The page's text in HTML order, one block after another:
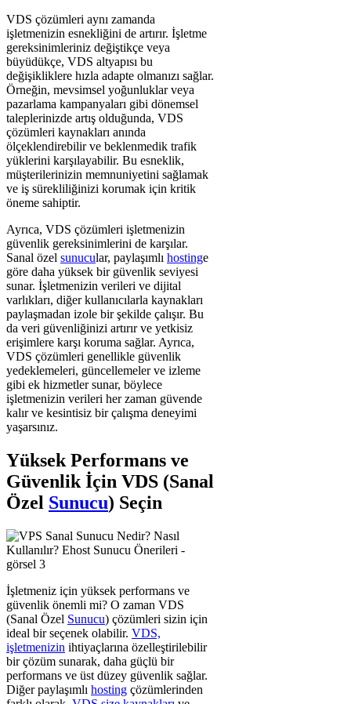
VDS çözümleri aynı zamanda
işletmenizin esnekliğini de artırır. İşletme
gereksinimleriniz değiştikçe veya
büyüdükçe, VDS altyapısı bu
değişikliklere hızla adapte olmanızı sağlar.
Örneğin, mevsimsel yoğunluklar veya
pazarlama kampanyaları gibi dönemsel
taleplerinizde artış olduğunda, VDS
çözümleri kaynakları anında
ölçeklendirebilir ve beklenmedik trafik
yüklerini karşılayabilir. Bu esneklik,
müşterilerinizin memnuniyetini sağlamak
ve iş sürekliliğinizi korumak için kritik
öneme sahiptir.
Ayrıca, VDS çözümleri işletmenizin
güvenlik gereksinimlerini de karşılar.
Sanal özel sunucular, paylaşımlı hostinge
göre daha yüksek bir güvenlik seviyesi
sunar. İşletmenizin verileri ve dijital
varlıkları, diğer kullanıcılarla kaynakları
paylaşmadan izole bir şekilde çalışır. Bu
da veri güvenliğinizi artırır ve yetkisiz
erişimlere karşı koruma sağlar. Ayrıca,
VDS çözümleri genellikle güvenlik
yedeklemeleri, güncellemeler ve izleme
gibi ek hizmetler sunar, böylece
işletmenizin verileri her zaman güvende
kalır ve kesintisiz bir çalışma deneyimi
yaşarsınız.
Yüksek Performans ve
Güvenlik İçin VDS (Sanal
Özel Sunucu) Seçin
İşletmeniz için yüksek performans ve
güvenlik önemli mi? O zaman VDS
(Sanal Özel Sunucu) çözümleri sizin için
ideal bir seçenek olabilir. VDS,
işletmenizin ihtiyaçlarına özelleştirilebilir
bir çözüm sunarak, daha güçlü bir
performans ve üst düzey güvenlik sağlar.
Diğer paylaşımlı hosting çözümlerinden